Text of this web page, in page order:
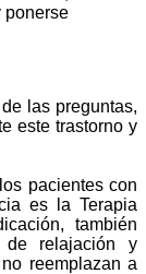
ponerse
las preguntas,
este trastorno y
pacientes con
es la Terapia
también
de relajación y
reemplazan a